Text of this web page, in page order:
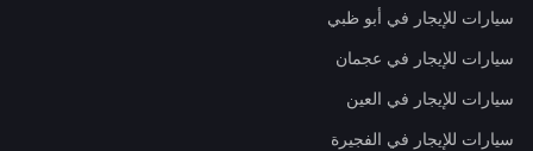
سيارات للإيجار في أبو ظبي
سيارات للإيجار في عجمان
سيارات للإيجار في العين
سيارات للإيجار في الفجيرة